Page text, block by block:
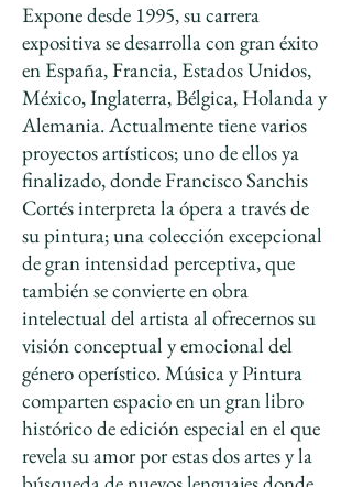
Expone desde 1995, su carrera
expositiva se desarrolla con gran éxito
en España, Francia, Estados Unidos,
México, Inglaterra, Bélgica, Holanda y
Alemania. Actualmente tiene varios
proyectos artísticos; uno de ellos ya
finalizado, donde Francisco Sanchis
Cortés interpreta la ópera a través de
su pintura; una colección excepcional
de gran intensidad perceptiva, que
también se convierte en obra
intelectual del artista al ofrecernos su
visión conceptual y emocional del
género operístico. Música y Pintura
comparten espacio en un gran libro
histórico de edición especial en el que
revela su amor por estas dos artes y la